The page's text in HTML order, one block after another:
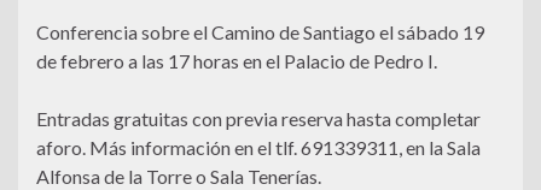
Conferencia sobre el Camino de Santiago el sábado 19
de febrero a las 17 horas en el Palacio de Pedro I.
Entradas gratuitas con previa reserva hasta completar
aforo. Más información en el tlf. 691339311, en la Sala
Alfonsa de la Torre o Sala Tenerías.